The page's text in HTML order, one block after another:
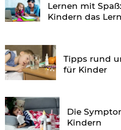
Lernen mit
Kindern das
Tipps rund
für Kinder
Die
Kindern